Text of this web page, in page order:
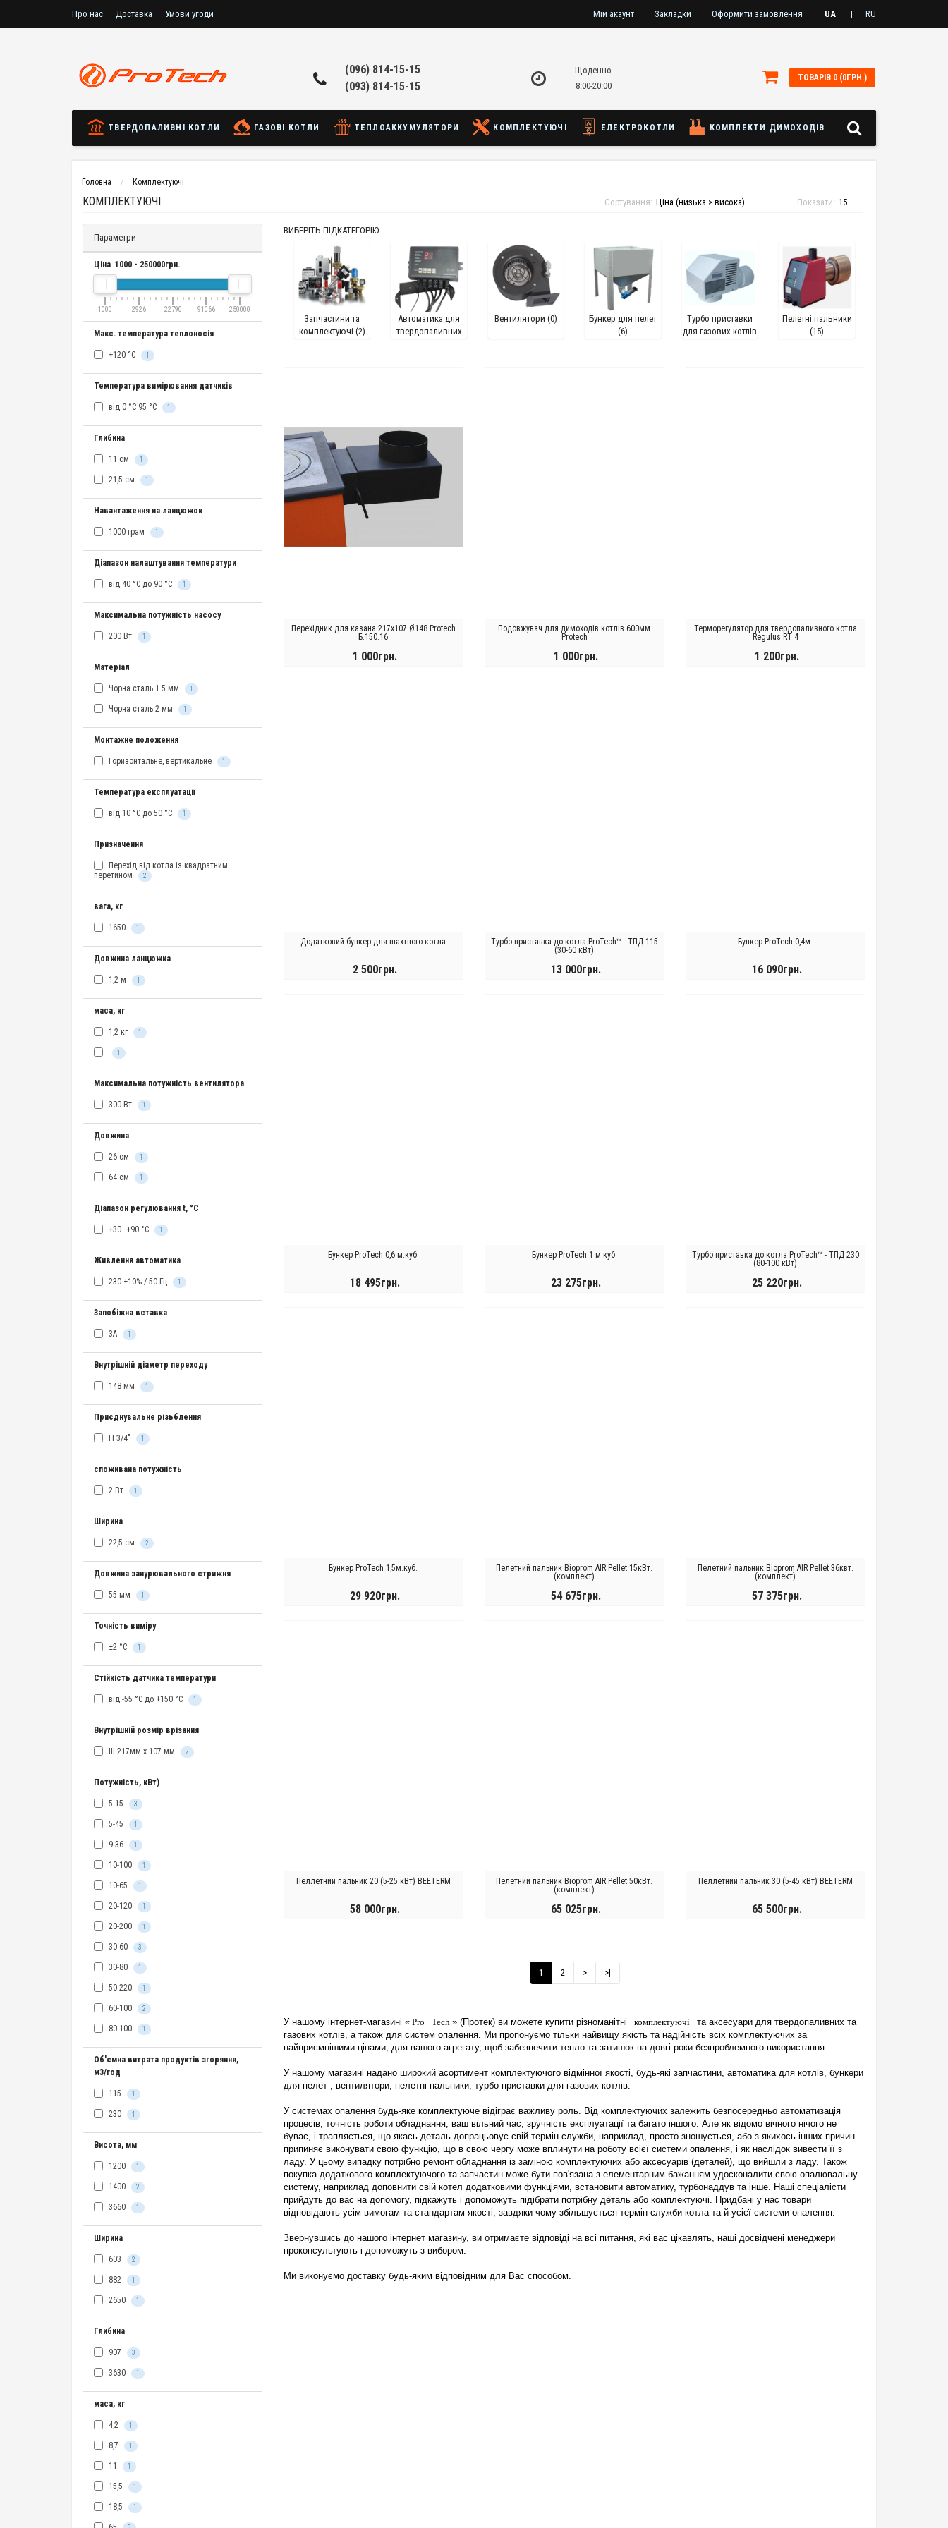
Про нас Доставка Умови угоди Мій акаунт Закладки Оформити замовлення UA | RU
(096) 814-15-15
(093) 814-15-15
Щоденно
8:00-20:00
ТОВАРІВ 0 (0ГРН.)
ТВЕРДОПАЛИВНІ КОТЛИ ГАЗОВІ КОТЛИ ТЕПЛОАККУМУЛЯТОРИ КОМПЛЕКТУЮЧІ ЕЛЕКТРОКОТЛИ КОМПЛЕКТИ ДИМОХОДІВ
Головна Комплектуючі
КОМПЛЕКТУЮЧІ Показати:
Сортування:
Параметри
Ціна 1000 - 250000грн.
1000 2926 22790 91066 250000
Макс. температура теплоносія
+120 °C 1
Температура вимірювання датчиків
від 0 °C 95 °C 1
Глибина
11 см 1
21,5 см 1
Навантаження на ланцюжок
1000 грам 1
Діапазон налаштування температури
від 40 °C до 90 °C 1
Максимальна потужність насосу
200 Вт 1
Матеріал
Чорна сталь 1.5 мм 1
Чорна сталь 2 мм 1
Монтажне положення
Горизонтальне, вертикальне 1
Температура експлуатації
від 10 °C до 50 °C 1
Призначення
Перехід від котла із квадратним
перетином
2
вага, кг
1650 1
Довжина ланцюжка
1,2 м 1
маса, кг
1,2 кг 1
1
Максимальна потужність вентилятора
300 Вт 1
Довжина
26 см 1
64 см 1
Діапазон регулювання t, °C
+30…+90 °C 1
Живлення автоматика
230 ±10% / 50 Гц 1
Запобіжна вставка
3А 1
Внутрішній діаметр переходу
148 мм 1
Приєднувальне різьблення
Н 3/4" 1
споживана потужність
2 Вт 1
Ширина
22,5 см 2
Довжина занурювального стрижня
55 мм 1
Точність виміру
±2 °C 1
Стійкість датчика температури
від -55 °C до +150 °C 1
Внутрішній розмір врізання
Ш 217мм х 107 мм 2
Потужність, кВт)
5-15 3
5-45 1
9-36 1
10-100 1
10-65 1
20-120 1
20-200 1
30-60 3
30-80 1
50-220 1
60-100 2
80-100 1
Об'ємна витрата продуктів згоряння,
м3/год
115 1
230 1
Висота, мм
1200 1
1400 2
3660 1
Ширина
603 2
882 1
2650 1
Глибина
907 3
3630 1
маса, кг
4,2 1
8,7 1
11 1
15,5 1
18,5 1
ВИБЕРІТЬ ПІДКАТЕГОРІЮ
Запчастини та
комплектуючі (2)
Автоматика для
твердопаливних
Вентилятори (0)
Бункер для пелет
(6)
Турбо приставки
для газових котлів
Пелетні пальники
(15)
Перехідник для казана 217х107 Ø148 Protech
Б.150.16
1 000грн.
Подовжувач для димоходів котлів 600мм
Protech
1 000грн.
Терморегулятор для твердопаливного котла
Regulus RT 4
1 200грн.
Додатковий бункер для шахтного котла
2 500грн.
Турбо приставка до котла ProTech™ - ТПД 115
(30-60 кВт)
13 000грн.
Бункер ProTech 0,4м.
16 090грн.
Бункер ProTech 0,6 м.куб.
18 495грн.
Бункер ProTech 1 м.куб.
23 275грн.
Турбо приставка до котла ProTech™ - ТПД 230
(80-100 кВт)
25 220грн.
Бункер ProTech 1,5м.куб.
29 920грн.
Пелетний пальник Bioprom AIR Pellet 15кВт.
(комплект)
54 675грн.
Пелетний пальник Bioprom AIR Pellet 36квт.
(комплект)
57 375грн.
Пеллетний пальник 20 (5-25 кВт) BEETERM
58 000грн.
Пелетний пальник Bioprom AIR Pellet 50кВт.
(комплект)
65 025грн.
Пеллетний пальник 30 (5-45 кВт) BEETERM
65 500грн.
1 2 > >|
У нашому інтернет-магазині « Pro Tech » (Протек) ви можете купити різноманітні комплектуючі
та аксесуари для твердопаливних та
газових котлів, а також для систем опалення. Ми пропонуємо тільки найвищу якість та надійність всіх комплектуючих за
найприємнішими цінами, для вашого агрегату, щоб забезпечити тепло та затишок на довгі роки безпроблемного використання.
У нашому магазині надано широкий асортимент комплектуючого відмінної якості, будь-які запчастини, автоматика для котлів, бункери
для пелет , вентилятори, пелетні пальники, турбо приставки для газових котлів.
У системах опалення будь-яке комплектуюче відіграє важливу роль. Від комплектуючих залежить безпосередньо автоматизація
процесів, точність роботи обладнання, ваш вільний час, зручність експлуатації та багато іншого. Але як відомо вічного нічого не
буває, і трапляється, що якась деталь допрацьовує свій термін служби, наприклад, просто зношується, або з якихось інших причин
припиняє виконувати свою функцію, що в свою чергу може вплинути на роботу всієї системи опалення, і як наслідок вивести її з
ладу. У цьому випадку потрібно ремонт обладнання із заміною комплектуючих або аксесуарів (деталей), що вийшли з ладу. Також
покупка додаткового комплектуючого та запчастин може бути пов'язана з елементарним бажанням удосконалити свою опалювальну
систему, наприклад доповнити свій котел додатковими функціями, встановити автоматику, турбонаддув та інше. Наші спеціалісти
прийдуть до вас на допомогу, підкажуть і допоможуть підібрати потрібну деталь або комплектуючі. Придбані у нас товари
відповідають усім вимогам та стандартам якості, завдяки чому збільшується термін служби котла та й усієї системи опалення.
Звернувшись до нашого інтернет магазину, ви отримаєте відповіді на всі питання, які вас цікавлять, наші досвідчені менеджери
проконсультують і допоможуть з вибором.
Ми виконуємо доставку будь-яким відповідним для Вас способом.